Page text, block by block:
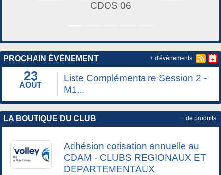
CDOS 06
PROCHAIN ÉVÈNEMENT
23
AOÛT
Liste Complémentaire Session 2 -
M1...
+ d'évènements
LA BOUTIQUE DU CLUB
Adhésion cotisation annuelle au
CDAM - CLUBS REGIONAUX ET
DEPARTEMENTAUX
+ de produits